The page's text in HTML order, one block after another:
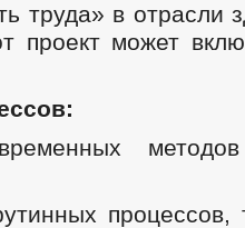
труда» в отрасли
проект может
процессов,